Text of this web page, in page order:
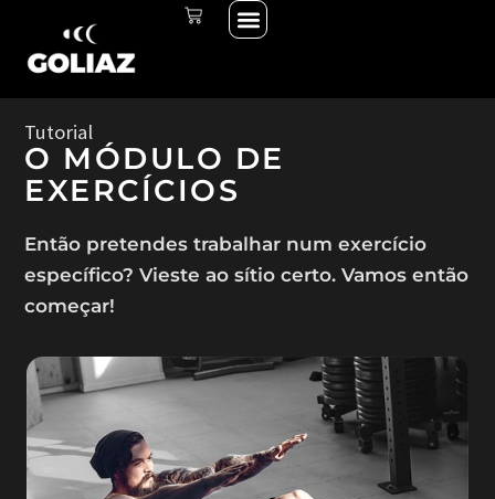
content
Menu
CART
Tutorial
O MÓDULO DE
EXERCÍCIOS
Então pretendes trabalhar num exercício
específico? Vieste ao sítio certo. Vamos então
começar!